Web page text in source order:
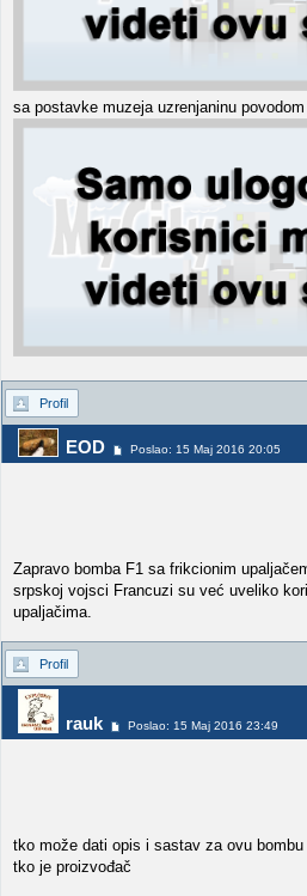
sa postavke muzeja uzrenjaninu
Profil
EOD Poslao: 15 Maj 2016 20:05
Zapravo bomba F1 sa frikcionim
srpskoj vojsci Francuzi su već uveliko
upaljačima.
Profil
rauk Poslao: 15 Maj 2016 23:49
tko može dati opis i sastav za ovu bombu
tko je proizvođač